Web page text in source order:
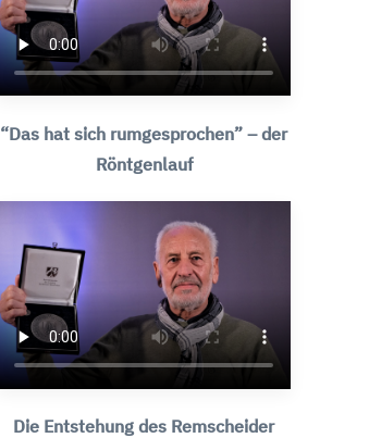
“Das hat sich rumgesprochen” – der
Röntgenlauf
Die Entstehung des Remscheider